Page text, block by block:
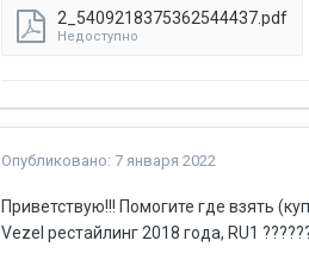
2_5409218375362544437.pdf
Недоступно
Опубликовано: 7 января 2022
Приветствую!!! Помогите где взять
Vezel рестайлинг 2018 года, RU1